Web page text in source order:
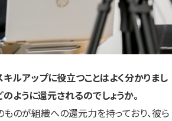
ルアップに役立つことはよく分かりまし
ように還元されるのでしょうか。
のが組織への還元力を持っており、彼ら